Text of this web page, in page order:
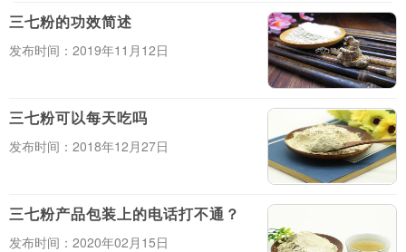
三七粉的功效简述
发布时间：2019年11月12日
三七粉可以每天吃吗
发布时间：2018年12月27日
三七粉产品包装上的电话打不通？
发布时间：2020年02月15日